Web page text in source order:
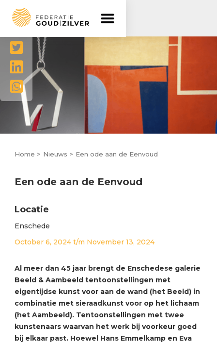
Delen




Home > Nieuws > Een ode aan de Eenvoud
Een ode aan de Eenvoud
Locatie
Enschede
October 6, 2024 t/m November 13, 2024
Al meer dan 45 jaar brengt de Enschedese galerie
Beeld & Aambeeld tentoonstellingen met
eigentijdse kunst voor aan de wand (het Beeld) in
combinatie met sieraadkunst voor op het lichaam
(het Aambeeld). Tentoonstellingen met twee
kunstenaars waarvan het werk bij voorkeur goed
bij elkaar past. Hoewel Hans Emmelkamp en Eva